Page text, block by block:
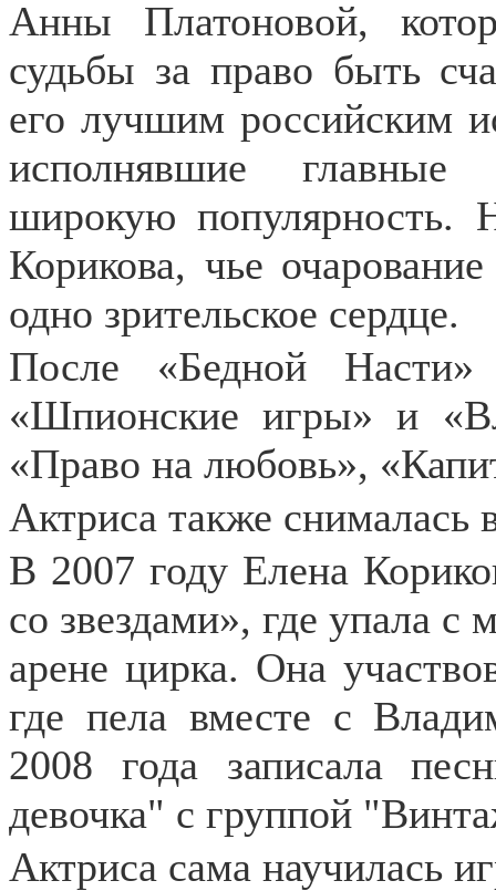
Анны Платоновой,
судьбы за право быть
его лучшим российским
исполнявшие главные
широкую популярность.
Корикова, чье
одно зрительское сердце.
После «Бедной
«Шпионские игры» и
«Право на любовь»,
Актриса также снималась
В 2007 году Елена
со звездами», где упала с
арене цирка. Она
где пела вместе с
2008 года записала
девочка" с группой
Актриса сама научилась